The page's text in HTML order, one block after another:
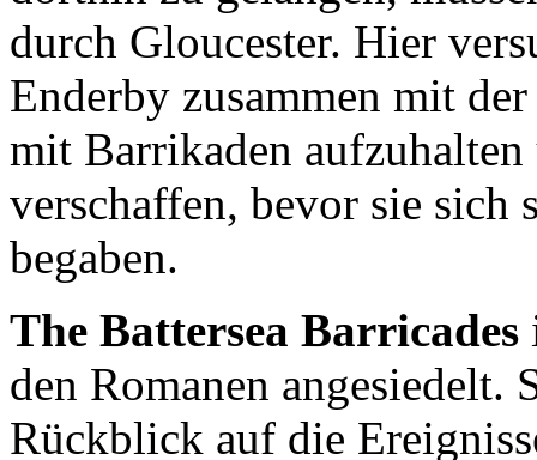
durch Gloucester. Hier
Enderby zusammen mit
mit Barrikaden
verschaffen, bevor sie sich
begaben.
The Battersea Barricades
den Romanen angesiedelt.
Rückblick auf die